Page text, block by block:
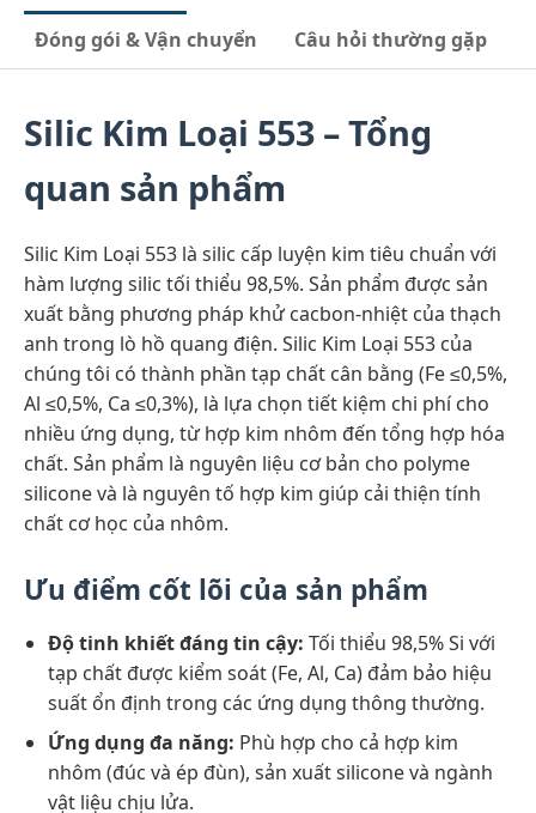
Đóng gói & Vận chuyển Câu hỏi thường gặp
Silic Kim Loại 553 – Tổng
quan sản phẩm
Silic Kim Loại 553 là silic cấp luyện kim tiêu chuẩn với
hàm lượng silic tối thiểu 98,5%. Sản phẩm được sản
xuất bằng phương pháp khử cacbon-nhiệt của thạch
anh trong lò hồ quang điện. Silic Kim Loại 553 của
chúng tôi có thành phần tạp chất cân bằng (Fe ≤0,5%,
Al ≤0,5%, Ca ≤0,3%), là lựa chọn tiết kiệm chi phí cho
nhiều ứng dụng, từ hợp kim nhôm đến tổng hợp hóa
chất. Sản phẩm là nguyên liệu cơ bản cho polyme
silicone và là nguyên tố hợp kim giúp cải thiện tính
chất cơ học của nhôm.
Ưu điểm cốt lõi của sản phẩm
Độ tinh khiết đáng tin cậy: Tối thiểu 98,5% Si với
tạp chất được kiểm soát (Fe, Al, Ca) đảm bảo hiệu
suất ổn định trong các ứng dụng thông thường.
Ứng dụng đa năng: Phù hợp cho cả hợp kim
nhôm (đúc và ép đùn), sản xuất silicone và ngành
vật liệu chịu lửa.